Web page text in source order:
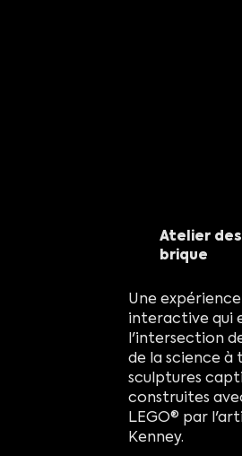
Atelier
brique
Une
interactive qui
l'intersection
de la science à
sculptures
construites
LEGO® par
Kenney.